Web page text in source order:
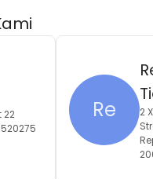
22
Re
2